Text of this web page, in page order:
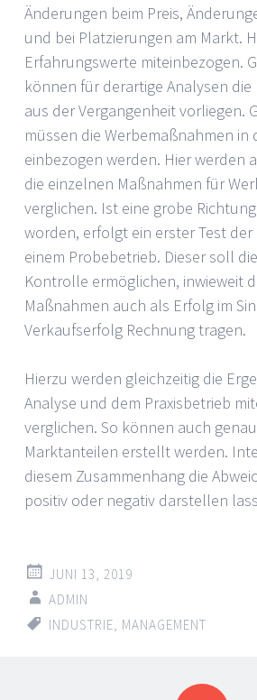
Änderungen beim Preis,
und bei Platzierungen am Markt.
Erfahrungswerte miteinbezogen.
können für derartige Analysen die
aus der Vergangenheit vorliegen.
müssen die Werbemaßnahmen
einbezogen werden. Hier werden
die einzelnen Maßnahmen für
verglichen. Ist eine grobe
worden, erfolgt ein erster Test
einem Probebetrieb. Dieser soll
Kontrolle ermöglichen, inwieweit
Maßnahmen auch als Erfolg im
Verkaufserfolg Rechnung tragen.
Hierzu werden gleichzeitig die
Analyse und dem Praxisbetrieb
verglichen. So können auch
Marktanteilen erstellt werden.
diesem Zusammenhang die
positiv oder negativ darstellen
JUNI 13, 2019
ADMIN
INDUSTRIE MANAGEMENT